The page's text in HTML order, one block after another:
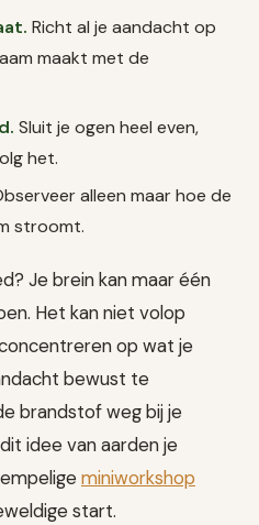
Richt al je aandacht op
maakt met de
Sluit je ogen heel even,
het.
alleen maar hoe de
stroomt.
Je brein kan maar één
Het kan niet volop
op wat je
bewust te
brandstof weg bij je
idee van aarden je
miniworkshop
start.